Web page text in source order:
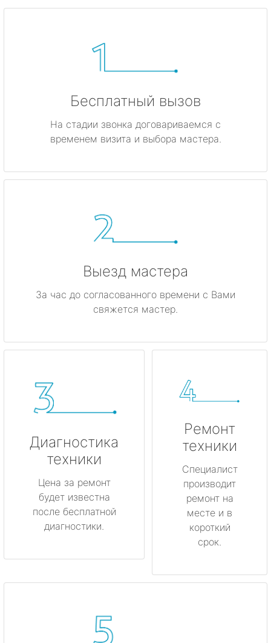
Бесплатный вызов
На стадии звонка договариваемся с
временем визита и выбора мастера.
Выезд мастера
За час до согласованного времени с Вами
свяжется мастер.
Диагностика
техники
Цена за ремонт
будет известна
после бесплатной
диагностики.
Ремонт
техники
Специалист
производит
ремонт на
месте и в
короткий
срок.